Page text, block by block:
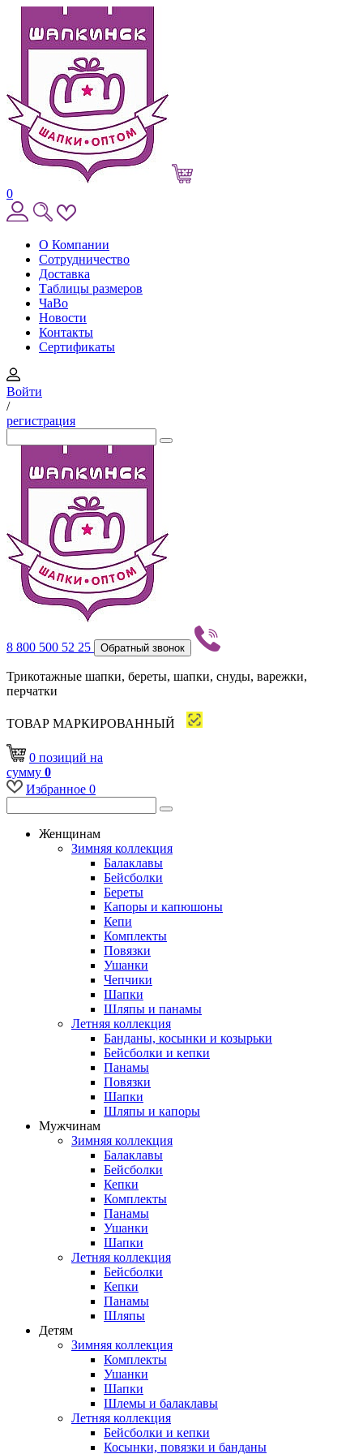
0
О Компании
Сотрудничество
Доставка
Таблицы размеров
ЧаВо
Новости
Контакты
Сертификаты
Войти
/
регистрация
8 800 500 52 25 Обратный звонок
Трикотажные шапки, береты, шапки, снуды, варежки,
перчатки
ТОВАР МАРКИРОВАННЫЙ
0 позиций на
сумму 0
Избранное 0
Женщинам
Зимняя коллекция
Балаклавы
Бейсболки
Береты
Капоры и капюшоны
Кепи
Комплекты
Повязки
Ушанки
Чепчики
Шапки
Шляпы и панамы
Летняя коллекция
Банданы, косынки и козырьки
Бейсболки и кепки
Панамы
Повязки
Шапки
Шляпы и капоры
Мужчинам
Зимняя коллекция
Балаклавы
Бейсболки
Кепки
Комплекты
Панамы
Ушанки
Шапки
Летняя коллекция
Бейсболки
Кепки
Панамы
Шляпы
Детям
Зимняя коллекция
Комплекты
Ушанки
Шапки
Шлемы и балаклавы
Летняя коллекция
Бейсболки и кепки
Косынки, повязки и банданы